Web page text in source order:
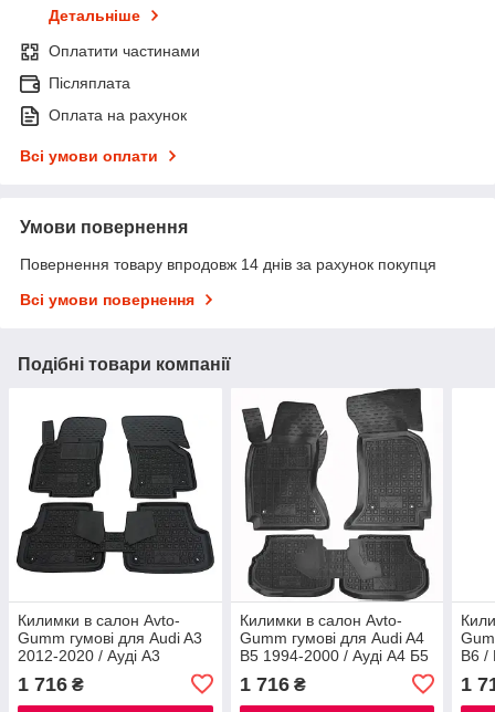
Детальніше
Оплатити частинами
Післяплата
Оплата на рахунок
Всі умови оплати
Умови повернення
Повернення товару впродовж 14 днів за рахунок покупця
Всі умови повернення
Подібні товари компанії
Килимки в салон Avto-
Gumm гумові для Audi A3
2012-2020 / Ауді А3
1 716 ₴
Килимки в салон Avto-
Gumm гумові для Audi A4
B5 1994-2000 / Ауді А4 Б5
1 716₴
B6 /
1